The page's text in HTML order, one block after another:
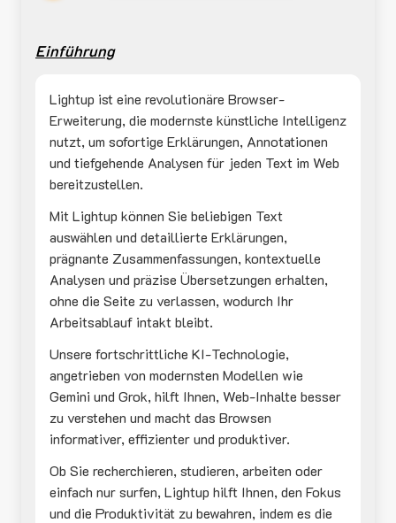
Einführung
Lightup ist eine revolutionäre Browser-
Erweiterung, die modernste künstliche Intelligenz
nutzt, um sofortige Erklärungen, Annotationen
und tiefgehende Analysen für jeden Text im Web
bereitzustellen.
Mit Lightup können Sie beliebigen Text
auswählen und detaillierte Erklärungen,
prägnante Zusammenfassungen, kontextuelle
Analysen und präzise Übersetzungen erhalten,
ohne die Seite zu verlassen, wodurch Ihr
Arbeitsablauf intakt bleibt.
Unsere fortschrittliche KI-Technologie,
angetrieben von modernsten Modellen wie
Gemini und Grok, hilft Ihnen, Web-Inhalte besser
zu verstehen und macht das Browsen
informativer, effizienter und produktiver.
Ob Sie recherchieren, studieren, arbeiten oder
einfach nur surfen, Lightup hilft Ihnen, den Fokus
und die Produktivität zu bewahren, indem es die